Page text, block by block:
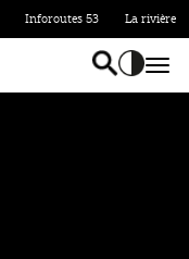
Inforoutes 53 La rivière
Basculer